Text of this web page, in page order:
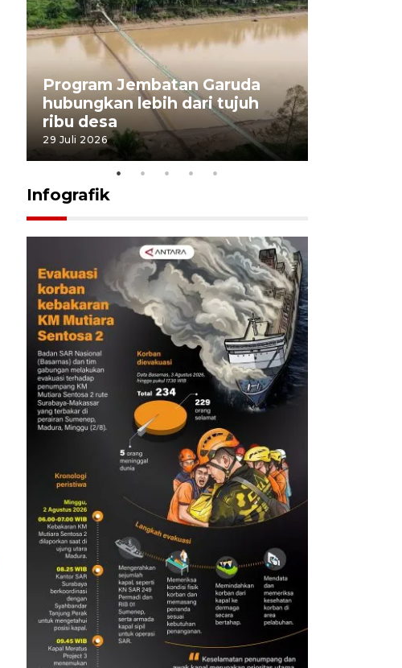
Program Jembatan Garuda
hubungkan lebih dari tujuh
ribu desa
29 Juli 2026
Infografik